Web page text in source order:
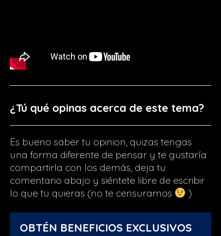
¿Tú qué opinas acerca de este tema?
Es bueno saber tu opinion, quizas tengas
una forma diferente de pensar y te gustaría
compartirla con los demás, deja tu
comentario abajo y siéntete libre de escribir
lo que tu quieras (no te censuramos
)
OBTÉN BENEFICIOS EXCLUSIVOS